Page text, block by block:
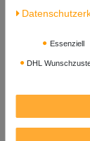
Essenziell
DHL